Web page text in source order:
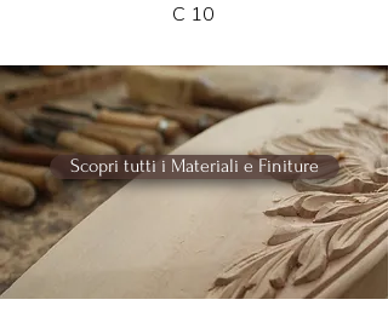
C 10
Scopri tutti i Materiali e Finiture